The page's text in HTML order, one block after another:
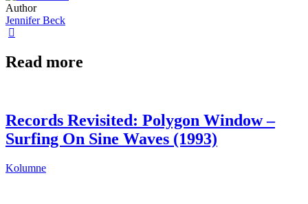
Author
Jennifer Beck
Read more
Records Revisited: Polygon Window –
Surfing On Sine Waves (1993)
Kolumne